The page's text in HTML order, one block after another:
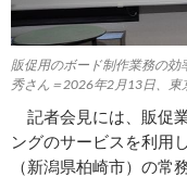
販促用のボード制作業務の
秀さん＝2026年2月13日、東
記者会見には、販促
ングのサービスを利用
（新潟県柏崎市）の常